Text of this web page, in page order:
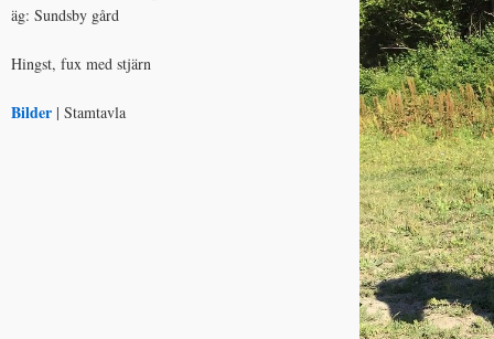
äg: Sundsby gård
Hingst, fux med stjärn
Bilder | Stamtavla